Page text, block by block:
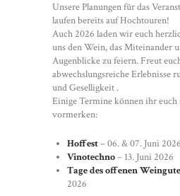
Unsere Planungen für das
laufen bereits auf Hochtouren!
Auch 2026 laden wir euch
uns den Wein, das Miteinander
Augenblicke zu feiern. Freut
abwechslungsreiche Erlebnisse
und Geselligkeit .
Einige Termine können ihr euch
vormerken:
Hoffest– 06. & 07. Juni 2026
Vinotechno– 13. Juni 2026
Tage des offenen
2026